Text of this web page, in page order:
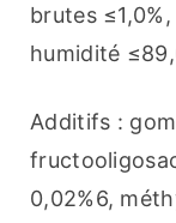
brutes
humidité
Additifs :
0,02%6,